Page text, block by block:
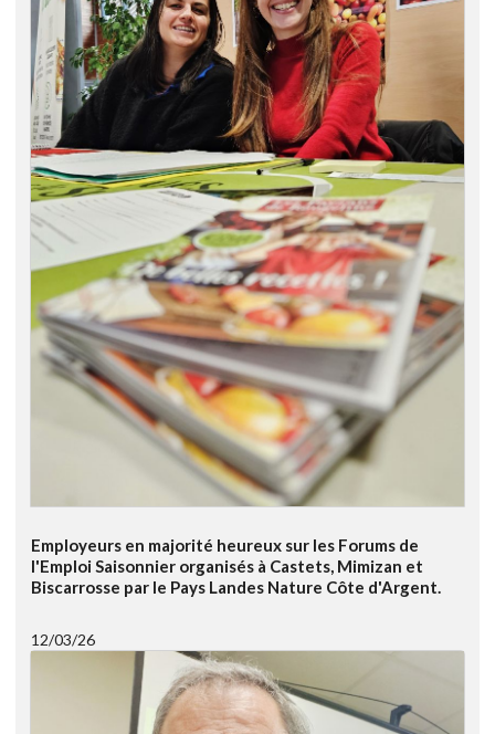
Employeurs en majorité heureux sur les Forums de
l'Emploi Saisonnier organisés à Castets, Mimizan et
Biscarrosse par le Pays Landes Nature Côte d'Argent.
12/03/26